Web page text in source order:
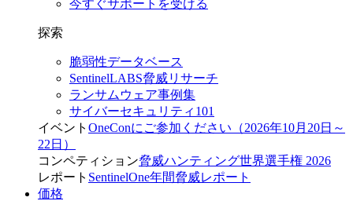
今すぐサポートを受ける
探索
脆弱性データベース
SentinelLABS脅威リサーチ
ランサムウェア事例集
サイバーセキュリティ101
イベント OneConにご参加ください（2026年10月20日～
22日）
コンペティション脅威ハンティング世界選手権 2026
レポート SentinelOne年間脅威レポート
価格